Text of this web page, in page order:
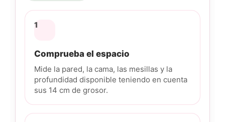
1
Comprueba el espacio
Mide la pared, la cama, las mesillas y la
profundidad disponible teniendo en cuenta
sus 14 cm de grosor.